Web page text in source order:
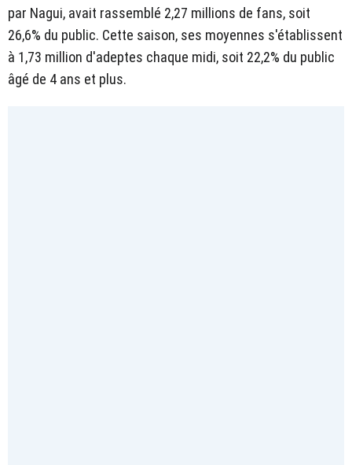
par Nagui, avait rassemblé 2,27 millions de fans, soit
26,6% du public. Cette saison, ses moyennes s'établissent
à 1,73 million d'adeptes chaque midi, soit 22,2% du public
âgé de 4 ans et plus.